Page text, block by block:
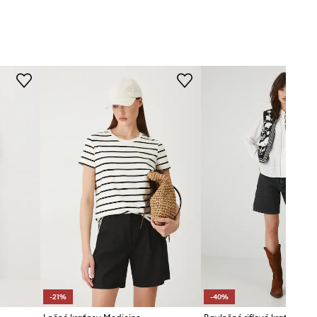
-21% -40%